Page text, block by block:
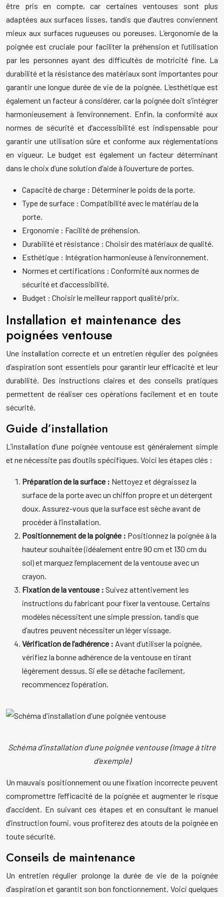
être pris en compte, car certaines ventouses sont plus
adaptées aux surfaces lisses, tandis que d’autres conviennent
mieux aux surfaces rugueuses ou poreuses. L’ergonomie de la
poignée est cruciale pour faciliter la préhension et l’utilisation
par les personnes ayant des difficultés de motricité fine. La
durabilité et la résistance des matériaux sont importantes pour
garantir une longue durée de vie de la poignée. L’esthétique est
également un facteur à considérer, car la poignée doit s’intégrer
harmonieusement à l’environnement. Enfin, la conformité aux
normes de sécurité et d’accessibilité est indispensable pour
garantir une utilisation sûre et conforme aux réglementations
en vigueur. Le budget est également un facteur déterminant
dans le choix d’une solution d’aide à l’ouverture de portes.
Capacité de charge : Déterminer le poids de la porte.
Type de surface : Compatibilité avec le matériau de la
porte.
Ergonomie : Facilité de préhension.
Durabilité et résistance : Choisir des matériaux de qualité.
Esthétique : Intégration harmonieuse à l’environnement.
Normes et certifications : Conformité aux normes de
sécurité et d’accessibilité.
Budget : Choisir le meilleur rapport qualité/prix.
Installation et maintenance des
poignées ventouse
Une installation correcte et un entretien régulier des poignées
d’aspiration sont essentiels pour garantir leur efficacité et leur
durabilité. Des instructions claires et des conseils pratiques
permettent de réaliser ces opérations facilement et en toute
sécurité.
Guide d’installation
L’installation d’une poignée ventouse est généralement simple
et ne nécessite pas d’outils spécifiques. Voici les étapes clés :
Préparation de la surface : Nettoyez et dégraissez la
surface de la porte avec un chiffon propre et un détergent
doux. Assurez-vous que la surface est sèche avant de
procéder à l’installation.
Positionnement de la poignée : Positionnez la poignée à la
hauteur souhaitée (idéalement entre 90 cm et 130 cm du
sol) et marquez l’emplacement de la ventouse avec un
crayon.
Fixation de la ventouse : Suivez attentivement les
instructions du fabricant pour fixer la ventouse. Certains
modèles nécessitent une simple pression, tandis que
d’autres peuvent nécessiter un léger vissage.
Vérification de l’adhérence : Avant d’utiliser la poignée,
vérifiez la bonne adhérence de la ventouse en tirant
légèrement dessus. Si elle se détache facilement,
recommencez l’opération.
Schéma d’installation d’une poignée ventouse (Image à titre
d’exemple)
Un mauvais positionnement ou une fixation incorrecte peuvent
compromettre l’efficacité de la poignée et augmenter le risque
d’accident. En suivant ces étapes et en consultant le manuel
d’instruction fourni, vous profiterez des atouts de la poignée en
toute sécurité.
Conseils de maintenance
Un entretien régulier prolonge la durée de vie de la poignée
d’aspiration et garantit son bon fonctionnement. Voici quelques